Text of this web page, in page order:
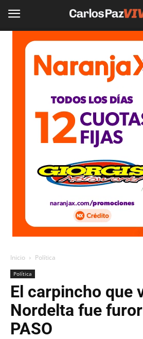
Inicio Política
Política
El carpincho que
Nordelta fue
PASO